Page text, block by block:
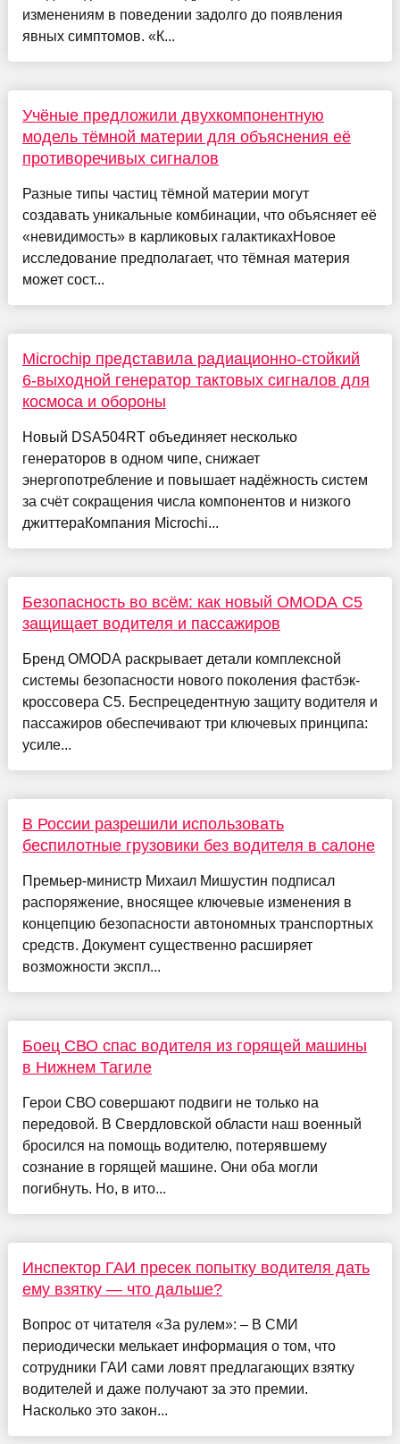
изменениям в поведении задолго до появления
явных симптомов. «К...
Учёные предложили двухкомпонентную
модель тёмной материи для объяснения её
противоречивых сигналов
Разные типы частиц тёмной материи могут
создавать уникальные комбинации, что объясняет её
«невидимость» в карликовых галактикахНовое
исследование предполагает, что тёмная материя
может сост...
Microchip представила радиационно-стойкий
6-выходной генератор тактовых сигналов для
космоса и обороны
Новый DSA504RT объединяет несколько
генераторов в одном чипе, снижает
энергопотребление и повышает надёжность систем
за счёт сокращения числа компонентов и низкого
джиттераКомпания Microchi...
Безопасность во всём: как новый OMODA C5
защищает водителя и пассажиров
Бренд OMODA раскрывает детали комплексной
системы безопасности нового поколения фастбэк-
кроссовера C5. Беспрецедентную защиту водителя и
пассажиров обеспечивают три ключевых принципа:
усиле...
В России разрешили использовать
беспилотные грузовики без водителя в салоне
Премьер-министр Михаил Мишустин подписал
распоряжение, вносящее ключевые изменения в
концепцию безопасности автономных транспортных
средств. Документ существенно расширяет
возможности экспл...
Боец СВО спас водителя из горящей машины
в Нижнем Тагиле
Герои СВО совершают подвиги не только на
передовой. В Свердловской области наш военный
бросился на помощь водителю, потерявшему
сознание в горящей машине. Они оба могли
погибнуть. Но, в ито...
Инспектор ГАИ пресек попытку водителя дать
ему взятку — что дальше?
Вопрос от читателя «За рулем»: – В СМИ
периодически мелькает информация о том, что
сотрудники ГАИ сами ловят предлагающих взятку
водителей и даже получают за это премии.
Насколько это закон...